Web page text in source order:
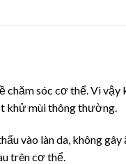
sóc cơ thể. Vì vậy
khử mùi thông thường.
vào làn da, không
trên cơ thể.